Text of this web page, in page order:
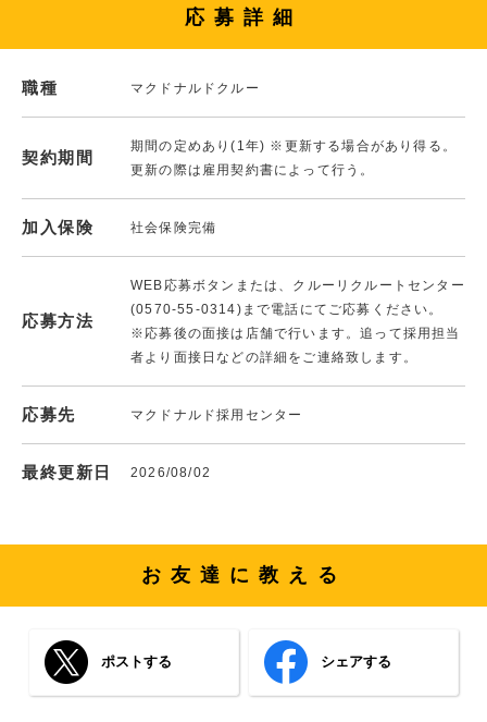
応募詳細
職種 マクドナルドクルー
契約期間
期間の定めあり(1年) ※更新する場合があり得る。
更新の際は雇用契約書によって行う。
加入保険 社会保険完備
応募方法
WEB応募ボタンまたは、クルーリクルートセンター
(0570-55-0314)まで電話にてご応募ください。
※応募後の面接は店舗で行います。追って採用担当
者より面接日などの詳細をご連絡致します。
応募先 マクドナルド採用センター
最終更新日 2026/08/02
お友達に教える
ポストする シェアする